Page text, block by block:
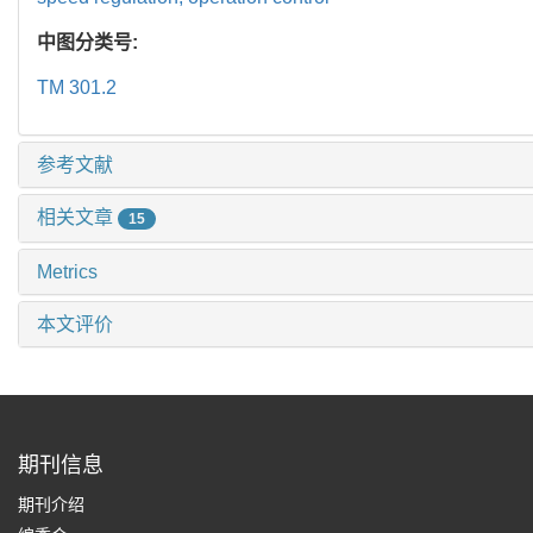
中图分类号:
TM 301.2
参考文献
相关文章 15
Metrics
本文评价
期刊信息
期刊介绍